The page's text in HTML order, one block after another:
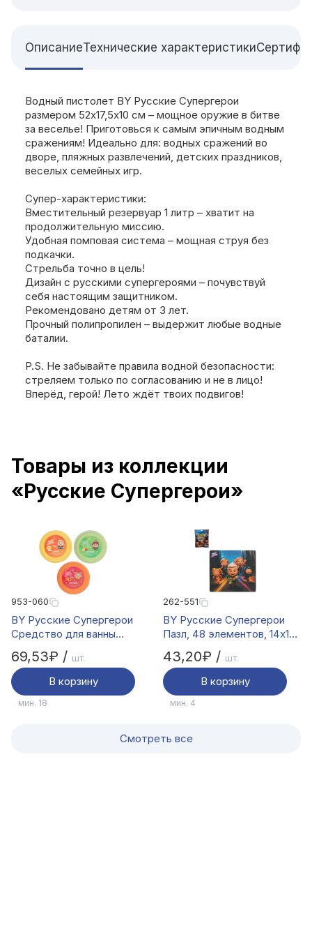
ОписаниеТехнические характеристики
Водный пистолет BY Русские Супергерои
размером 52х17,5х10 см – мощное оружие в битве
за веселье! Приготовься к самым эпичным водным
сражениям! Идеально для: водных сражений во
дворе, пляжных развлечений, детских праздников,
веселых семейных игр.
Супер-характеристики:
Вместительный резервуар 1 литр – хватит на
продолжительную миссию.
Удобная помповая система – мощная струя без
подкачки.
Стрельба точно в цель!
Дизайн с русскими супергероями – почувствуй
себя настоящим защитником.
Рекомендовано детям от 3 лет.
Прочный полипропилен – выдержит любые водные
баталии.
P.S. Не забывайте правила водной безопасности:
стреляем только по согласованию и не в лицо!
Вперёд, герой! Лето ждёт твоих подвигов!
Товары из коллекции
«Русские Супергерои»
953-060
BY Русские Супергерои
Средство для ванны
Пончик бурлящий с пенкой,
в ассортименте, 120г
69,53₽ / шт.
В корзину
мин. 18
262-551
BY Русские Супергерои
Пазл, 48 элементов, 14x19
см, картон, 4 дизайна
43,20₽ / шт.
В корзину
мин. 4
Смотреть все